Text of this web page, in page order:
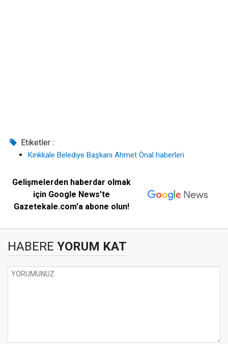
Etiketler :
Kırıkkale Belediye Başkanı Ahmet Önal haberleri
Gelişmelerden haberdar olmak
için Google News'te
Gazetekale.com'a abone olun!
HABERE YORUM KAT